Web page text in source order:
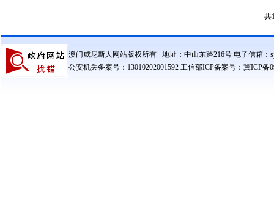
共
澳门威尼斯人网站版权所有 地址：中山东路216号 电子信箱：
公安机关备案号：13010202001592 工信部ICP备案号：冀ICP备